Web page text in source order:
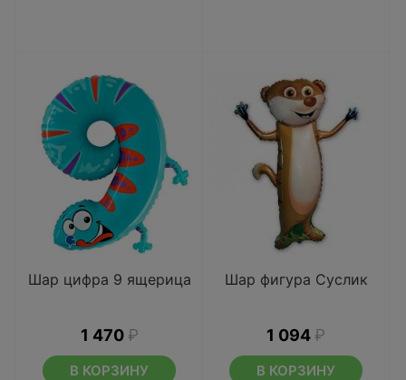
Шар цифра 9 ящерица
1 470 ₽
В КОРЗИНУ
Шар фигура Суслик
1 094 ₽
В КОРЗИНУ